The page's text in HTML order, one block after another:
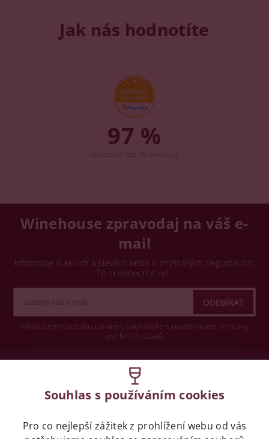
Jak nás hodnotíte
97 %
Winehouse zpravodaj na váš e-
mail
Informace o akcích a slevách nebo o chystaných degustacích.
To si nenechte ujít.
Přihlášením odběru novinek souhlasíte s podmínkami ochrany
osobních údajů
Legislativa
Zákaz prodeje alkoholických nápojů osobám
Souhlas s používáním cookies
Pro co nejlepší zážitek z prohlížení webu od vás